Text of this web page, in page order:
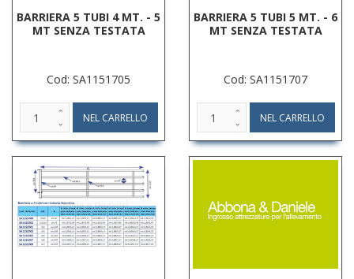
BARRIERA 5 TUBI 4 MT. - 5
MT SENZA TESTATA
Cod: SA1151705
BARRIERA 5 TUBI 5 MT. - 6
MT SENZA TESTATA
Cod: SA1151707